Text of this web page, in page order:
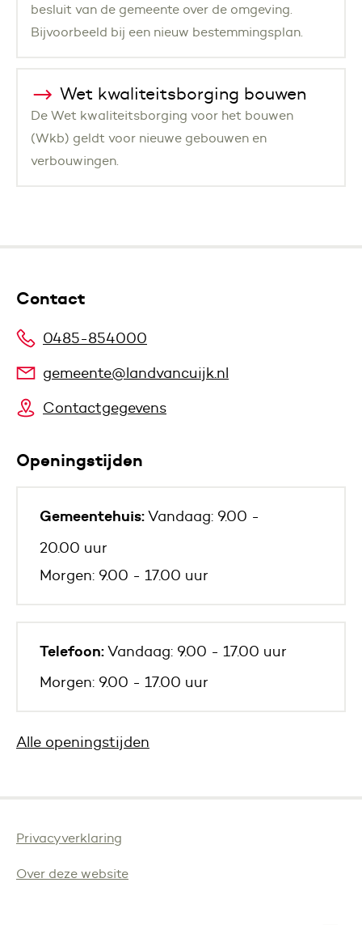
besluit van de gemeente over de omgeving.
Bijvoorbeeld bij een nieuw bestemmingsplan.
Wet kwaliteitsborging bouwen
De Wet kwaliteitsborging voor het bouwen
(Wkb) geldt voor nieuwe gebouwen en
verbouwingen.
Contact
0485-854000
gemeente@landvancuijk.nl
Contactgegevens
Openingstijden
Gemeentehuis:Vandaag: 9.00 -
20.00 uur
Morgen: 9.00 - 17.00 uur
Telefoon:Vandaag: 9.00 - 17.00 uur
Morgen: 9.00 - 17.00 uur
Alle openingstijden
Privacyverklaring
Over deze website